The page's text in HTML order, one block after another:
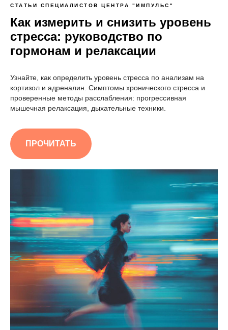
СТАТЬИ СПЕЦИАЛИСТОВ ЦЕНТРА "ИМПУЛЬС"
Как измерить и снизить уровень
стресса: руководство по
гормонам и релаксации
Узнайте, как определить уровень стресса по анализам на
кортизол и адреналин. Симптомы хронического стресса и
проверенные методы расслабления: прогрессивная
мышечная релаксация, дыхательные техники.
ПРОЧИТАТЬ